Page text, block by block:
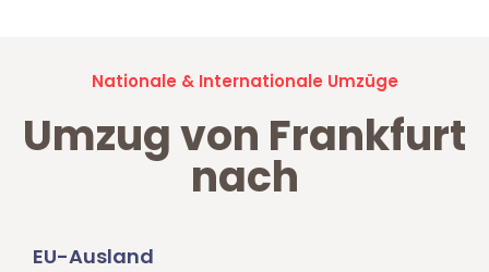
Nationale & Internationale Umzüge
Umzug von Frankfurt
nach
EU-Ausland